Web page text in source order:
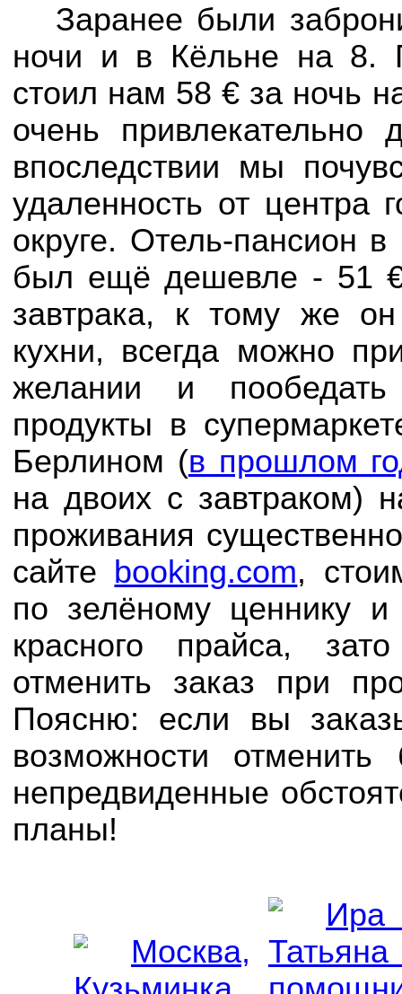
Заранее были
ночи и в Кёльне на 8.
стоил нам 58 € за ночь
очень
впоследствии мы
удаленность от центра
округе. Отель-пансион
был ещё дешевле - 51
завтрака, к тому же
кухни, всегда можно
желании и
продукты в
Берлином (в прошлом
на двоих с завтраком)
проживания
сайте booking.com,
по зелёному ценнику
красного прайса,
отменить заказ при
Поясню: если вы
возможности
непредвиденные
планы!